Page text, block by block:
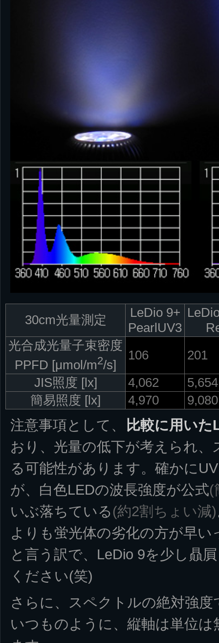
30cm光量測定
LeDio 9+
PearlUV3
光合成光量子束密度
PPFD [μmol/m2/s]
106
201
JIS照度 [lx]
4,062
5,654
簡易照度 [lx]
4,970 9,080
注意事項として、
比較に用い
おり、光量の低下が考えられ
る可能性があります。確かに
が、白色LEDの波長強度が公式(
いぶ落ちている (約2割ちょい減)
よりも蛍光体の劣化の方が早
と言う訳で、LeDio 9を少し贔
ください(笑)
さらに、スペクトルの絶対強
いつものように、縦軸は単位